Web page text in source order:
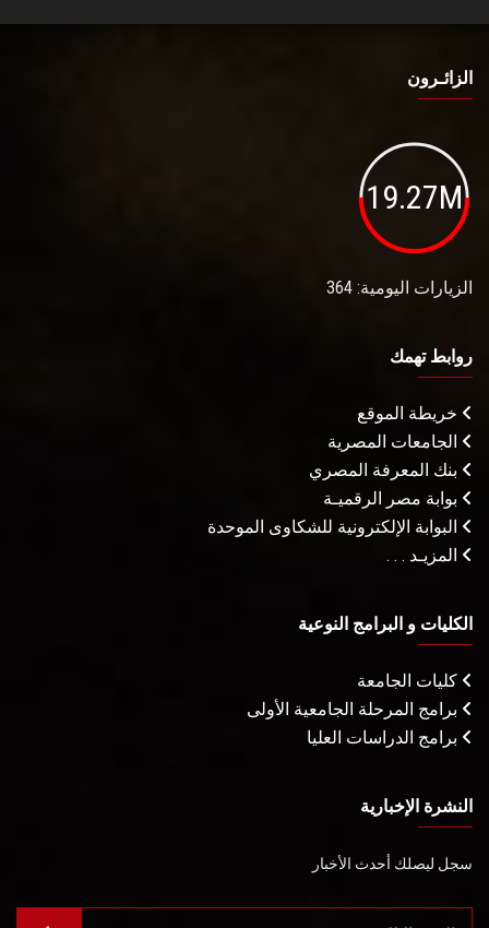
الزائـرون
19.27M
الزيارات اليومية: 364
روابط تهمك
خريطة الموقع
الجامعات المصرية
بنك المعرفة المصري
بوابة مصر الرقميـة
البوابة الإلكترونية للشكاوى الموحدة
المزيـد . . .
الكليات و البرامج النوعية
كليات الجامعة
برامج المرحلة الجامعية الأولى
برامج الدراسات العليا
النشرة الإخبارية
سجل ليصلك أحدث الأخبار